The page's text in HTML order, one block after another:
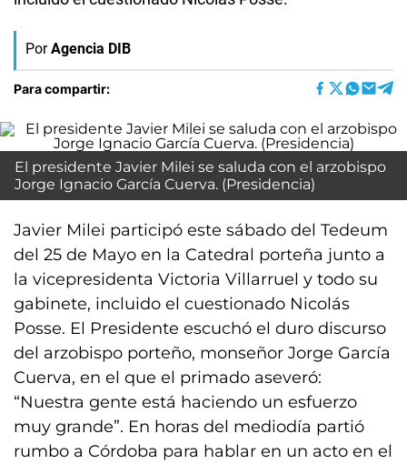
Por Agencia DIB
Para compartir:
El presidente Javier Milei se saluda con el arzobispo
Jorge Ignacio García Cuerva. (Presidencia)
Javier Milei participó este sábado del Tedeum
del 25 de Mayo en la Catedral porteña junto a
la vicepresidenta Victoria Villarruel y todo su
gabinete, incluido el cuestionado Nicolás
Posse. El Presidente escuchó el duro discurso
del arzobispo porteño, monseñor Jorge García
Cuerva, en el que el primado aseveró:
“Nuestra gente está haciendo un esfuerzo
muy grande”. En horas del mediodía partió
rumbo a Córdoba para hablar en un acto en el